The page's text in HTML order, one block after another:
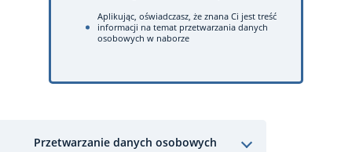
Aplikując, oświadczasz, że znana Ci jest treść
informacji na temat przetwarzania danych
osobowych w naborze
Przetwarzanie danych osobowych